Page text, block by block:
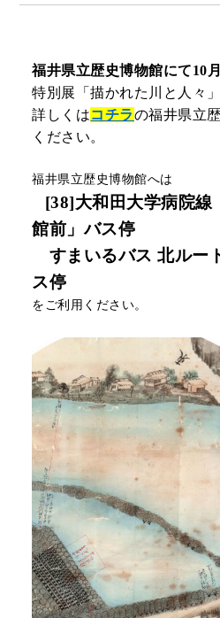
定期券
コミュニティバス
リアルタイムバス位置＆時刻表
検索
京福バスナビ
路線検索
Googleマップ
ジョルダン
福井県立歴史博物館にて10
特別展「描かれた川と人々
詳しくはコチラの福井県立
ください。
福井県立歴史博物館へは
[38]大和田大学病院
館前」バス停
すまいるバス 北ルー
ス停
をご利用ください。